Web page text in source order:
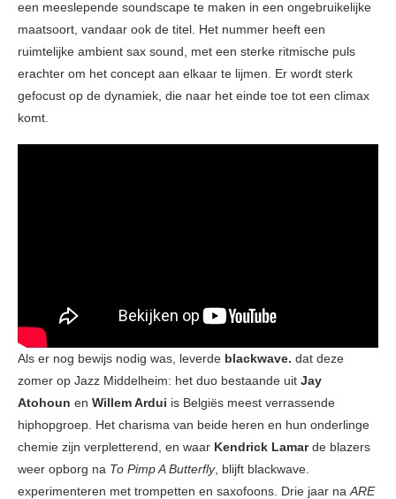
een meeslepende soundscape te maken in een ongebruikelijke
maatsoort, vandaar ook de titel. Het nummer heeft een
ruimtelijke ambient sax sound, met een sterke ritmische puls
erachter om het concept aan elkaar te lijmen. Er wordt sterk
gefocust op de dynamiek, die naar het einde toe tot een climax
komt.
Als er nog bewijs nodig was, leverde blackwave. dat deze
zomer op Jazz Middelheim: het duo bestaande uit Jay
Atohoun en Willem Ardui is Belgiës meest verrassende
hiphopgroep. Het charisma van beide heren en hun onderlinge
chemie zijn verpletterend, en waar Kendrick Lamarde blazers
weer opborg na To Pimp A Butterfly, blijft blackwave.
experimenteren met trompetten en saxofoons. Drie jaar na ARE